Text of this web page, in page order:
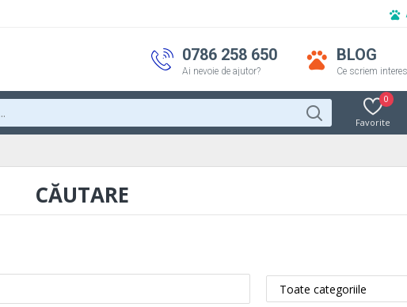
0786 258 650
Ai nevoie de ajutor?
BLOG
Ce scriem
Favorite
0
CĂUTARE